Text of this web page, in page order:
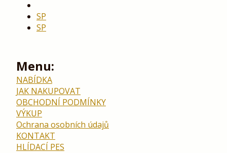
SP
SP
Menu:
NABÍDKA
JAK NAKUPOVAT
OBCHODNÍ PODMÍNKY
VÝKUP
Ochrana osobních údajů
KONTAKT
HLÍDACÍ PES